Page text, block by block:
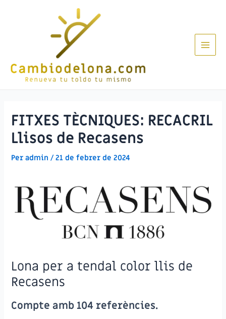
Main
FITXES TÈCNIQUES: RECACRIL
Llisos de Recasens
Per admin/21 de febrer de 2024
Lona per a tendal color llis de
Recasens
Compte amb 104 referències.